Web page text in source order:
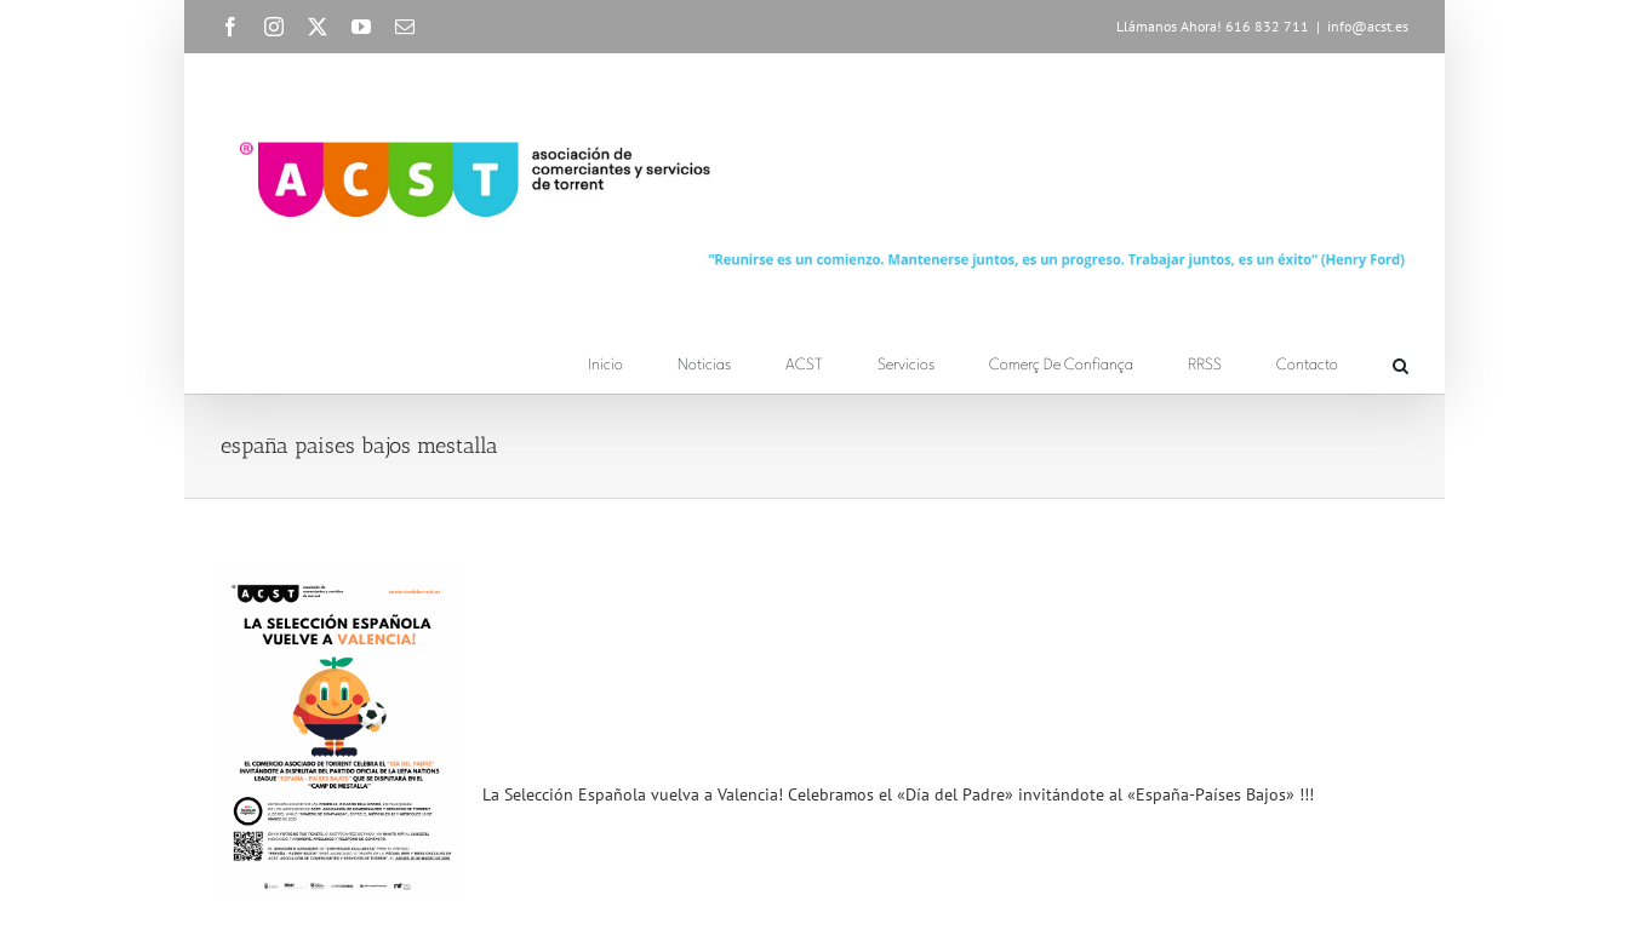
FacebookInstagram YouTubeEmail Llámanos Ahora! 616 832 711 | info@acst.es
Inicio Noticias ACST Servicios Comerç De Confiança RRSS Contacto
españa paises bajos mestalla
La Selección Española vuelva a Valencia! Celebramos el «Día del Padre» invitándote al «España-Países Bajos» !!!